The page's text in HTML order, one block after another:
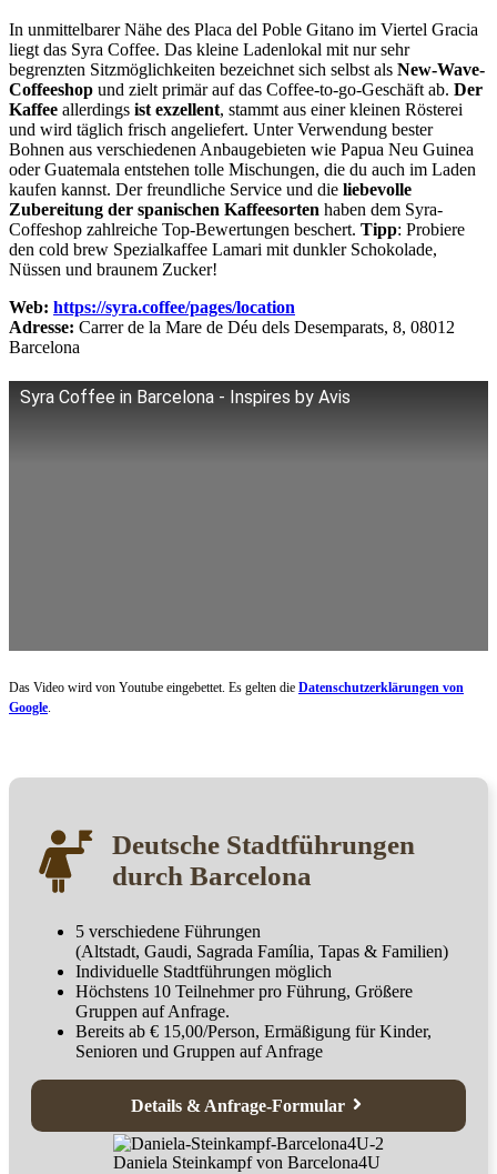
In unmittelbarer Nähe des Placa del Poble Gitano im Viertel Gracia
liegt das Syra Coffee. Das kleine Ladenlokal mit nur sehr
begrenzten Sitzmöglichkeiten bezeichnet sich selbst als New-Wave-
Coffeeshop und zielt primär auf das Coffee-to-go-Geschäft ab. Der
Kaffee allerdings ist exzellent, stammt aus einer kleinen Rösterei
und wird täglich frisch angeliefert. Unter Verwendung bester
Bohnen aus verschiedenen Anbaugebieten wie Papua Neu Guinea
oder Guatemala entstehen tolle Mischungen, die du auch im Laden
kaufen kannst. Der freundliche Service und die liebevolle
Zubereitung der spanischen Kaffeesorten haben dem Syra-
Coffeshop zahlreiche Top-Bewertungen beschert. Tipp: Probiere
den cold brew Spezialkaffee Lamari mit dunkler Schokolade,
Nüssen und braunem Zucker!
Web: https://syra.coffee/pages/location
Adresse: Carrer de la Mare de Déu dels Desemparats, 8, 08012
Barcelona
Syra Coffee in Barcelona - Inspires by Avis
Das Video wird von Youtube eingebettet. Es gelten die Datenschutzerklärungen von
Google.
Deutsche Stadtführungen
durch Barcelona
5 verschiedene Führungen
(Altstadt, Gaudi, Sagrada Família, Tapas & Familien)
Individuelle Stadtführungen möglich
Höchstens 10 Teilnehmer pro Führung, Größere
Gruppen auf Anfrage.
Bereits ab € 15,00/Person, Ermäßigung für Kinder,
Senioren und Gruppen auf Anfrage
Details & Anfrage-Formular
Daniela Steinkampf von Barcelona4U